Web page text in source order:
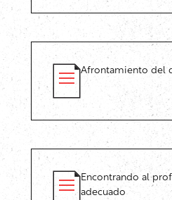
Afrontamiento del
Encontrando al
adecuado